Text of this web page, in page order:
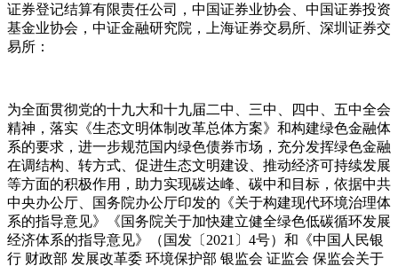
证券登记结算有限责任公司，中国证券业协会、中国证券投资
基金业协会，中证金融研究院，上海证券交易所、深圳证券交
易所：
为全面贯彻党的十九大和十九届二中、三中、四中、五中全会
精神，落实《生态文明体制改革总体方案》和构建绿色金融体
系的要求，进一步规范国内绿色债券市场，充分发挥绿色金融
在调结构、转方式、促进生态文明建设、推动经济可持续发展
等方面的积极作用，助力实现碳达峰、碳中和目标，依据中共
中央办公厅、国务院办公厅印发的《关于构建现代环境治理体
系的指导意见》《国务院关于加快建立健全绿色低碳循环发展
经济体系的指导意见》（国发〔2021〕4号）和《中国人民银
行 财政部 发展改革委 环境保护部 银监会 证监会 保监会关于